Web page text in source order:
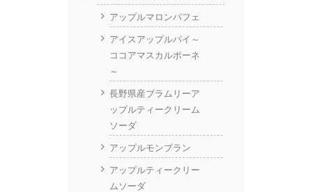
アップルマロンパフェ
アイスアップルパイ～
ココアマスカルポーネ
～
長野県産ブラムリーア
ップルティークリーム
ソーダ
アップルモンブラン
アップルティークリー
ムソーダ